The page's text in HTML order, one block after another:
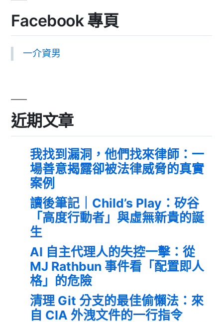
Facebook 專頁
一介資男
近期文章
我找到漏洞，他們找來律師：一
場善意揭露卻被法律威脅的真實
案例
讀後筆記｜Child’s Play：矽谷
「高度行動者」與虛無新貴的誕
生
AI 自主代理人的失控一擊：從
MJ Rathbun 事件看「配置即人
格」的危險
清理 Git 分支的最佳偷懶法：來
自 CIA 外洩文件的一行指令